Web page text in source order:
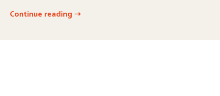
Continue reading ➝